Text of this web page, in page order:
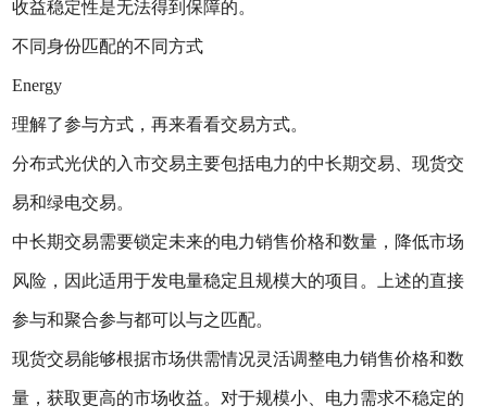
收益稳定性是无法得到保障的。
不同身份匹配的不同方式
Energy
理解了参与方式，再来看看交易方式。
分布式光伏的入市交易主要包括电力的中长期交易、现货交
易和绿电交易。
中长期交易需要锁定未来的电力销售价格和数量，降低市场
风险，因此适用于发电量稳定且规模大的项目。上述的直接
参与和聚合参与都可以与之匹配。
现货交易能够根据市场供需情况灵活调整电力销售价格和数
量，获取更高的市场收益。对于规模小、电力需求不稳定的